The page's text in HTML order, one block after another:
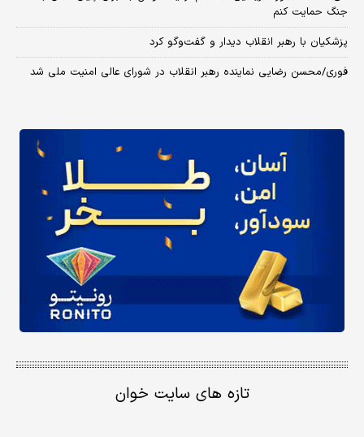
جنگ حمایت کنم
پزشکیان با رهبر انقلاب دیدار و گفت‌وگو کرد
فوری/محسن رضایی نماینده رهبر انقلاب در شورای عالی امنیت ملی شد
تازه های سایت خوان